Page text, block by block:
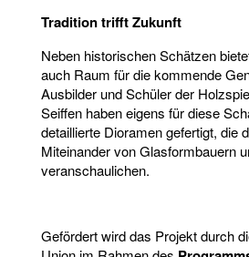
Tradition trifft Zukunft
Neben historischen Schätzen
auch Raum für die kommende
Ausbilder und Schüler der
Seiffen haben eigens für diese
detaillierte Dioramen gefertigt, die
Miteinander von Glasformbauern
veranschaulichen.
Gefördert wird das Projekt durch